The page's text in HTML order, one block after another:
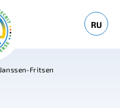
RU
Janssen-Fritsen